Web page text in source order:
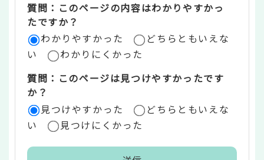
リ
ア
質問：このページの内容はわかりやすかっ
たですか？
わかりやすかった
どちらともいえな
い
わかりにくかった
質問：このページは見つけやすかったです
か？
見つけやすかった
どちらともいえな
い
見つけにくかった